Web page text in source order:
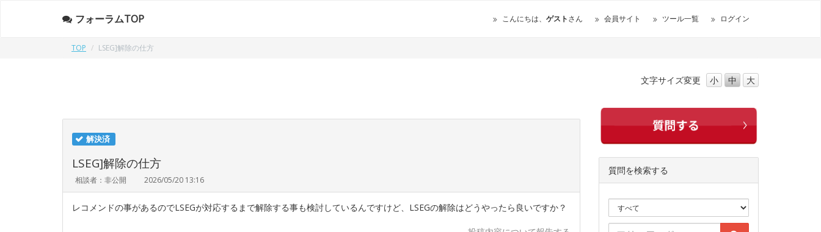
フォーラムTOP こんにちは、 ゲストさん 会員サイト ツール一覧 ログイン
TOP LSEG]解除の仕方
文字サイズ変更 小 中 大
解決済
LSEG]解除の仕方
相談者：非公開 2026/05/20 13:16
レコメンドの事があるのでLSEGが対応するまで解除する事も検討しているんですけど、LSEGの解除はどうやったら良いですか？
質問を検索する